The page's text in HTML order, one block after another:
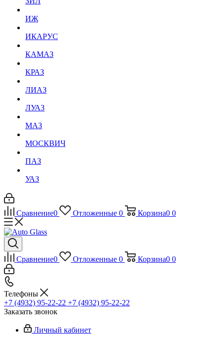
ИЖ
ИКАРУС
КАМАЗ
КРАЗ
ЛИАЗ
ЛУАЗ
МАЗ
МОСКВИЧ
ПАЗ
УАЗ
Сравнение0 Отложенные 0 Корзина0 0
Сравнение0 Отложенные 0 Корзина0 0
Телефоны
+7 (4932) 95-22-22 +7 (4932) 95-22-22
Заказать звонок
Личный кабинет